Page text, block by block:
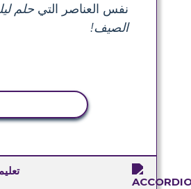
نفس العناصر التي حلم
الصيف!